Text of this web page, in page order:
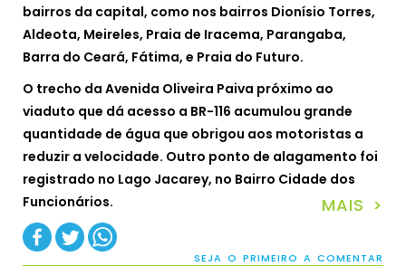
bairros da capital, como nos bairros Dionísio Torres,
Aldeota, Meireles, Praia de Iracema, Parangaba,
Barra do Ceará, Fátima, e Praia do Futuro.
O trecho da Avenida Oliveira Paiva próximo ao
viaduto que dá acesso a BR-116 acumulou grande
quantidade de água que obrigou aos motoristas a
reduzir a velocidade. Outro ponto de alagamento foi
registrado no Lago Jacarey, no Bairro Cidade dos
Funcionários.
MAIS >
SEJA O PRIMEIRO A COMENTAR